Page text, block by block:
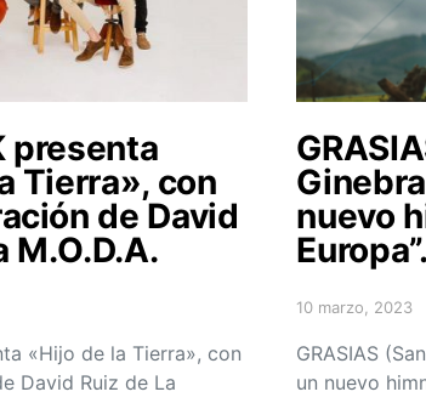
presenta
Tierra», con
de David
M.O.D.A.
«Hijo de la Tierra», con
David Ruiz de La
nuevo
Europa”.
Posted on
10 marzo, 2023
GRASIAS
un nuevo